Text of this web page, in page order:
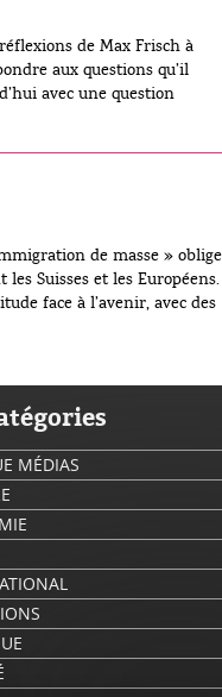
de Max Frisch à
aux questions qu’il
avec une question
quelle poutre ? Celle qu’il y a
de masse »
Suisses et les Européens.
face à l’avenir, avec des
MÉDIAS